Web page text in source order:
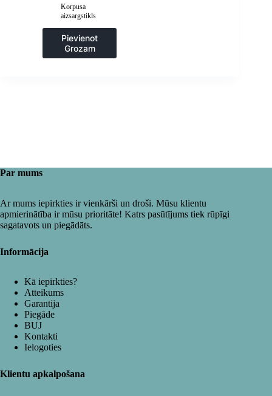
Korpusa
aizsargstikls
Pievienot
Grozam
Par mums
Ar mums iepirkties ir vienkārši un droši. Mūsu klientu
apmierinātība ir mūsu prioritāte! Katrs pasūtījums tiek rūpīgi
sagatavots un piegādāts.
Informācija
Kā iepirkties?
Atteikums
Garantija
Piegāde
BUJ
Kontakti
Ielogoties
Klientu apkalpošana